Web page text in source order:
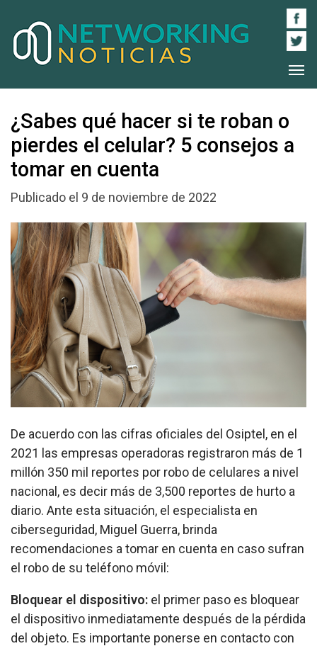
¿Sabes qué hacer si te roban o
pierdes el celular? 5 consejos a
tomar en cuenta
Publicado el 9 de noviembre de 2022
De acuerdo con las cifras oficiales del Osiptel, en el
2021 las empresas operadoras registraron más de 1
millón 350 mil reportes por robo de celulares a nivel
nacional, es decir más de 3,500 reportes de hurto a
diario. Ante esta situación, el especialista en
ciberseguridad, Miguel Guerra, brinda
recomendaciones a tomar en cuenta en caso sufran
el robo de su teléfono móvil:
Bloquear el dispositivo: el primer paso es bloquear
el dispositivo inmediatamente después de la pérdida
del objeto. Es importante ponerse en contacto con